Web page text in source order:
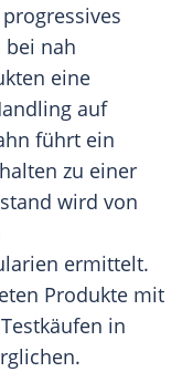
bei nah
eine
auf
führt ein
zu einer
wird von
ermittelt.
Produkte mit
in